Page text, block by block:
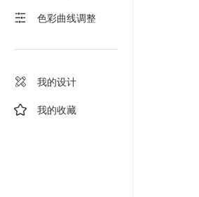
色彩曲线调整
我的设计
我的收藏